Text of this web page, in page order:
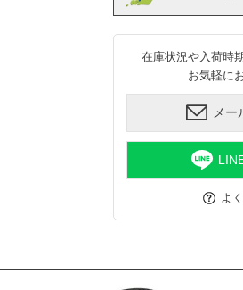
在庫状況や入荷時
お気軽に
メー
よ